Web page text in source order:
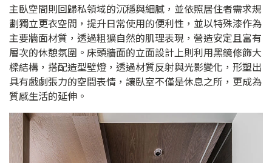
主臥空間則回歸私領域的沉穩與細膩，並依照居住者需求規
劃獨立更衣空間，提升日常使用的便利性，並以特殊漆作為
主要牆面材質，透過粗獷自然的肌理表現，營造安定且富有
層次的休憩氛圍。床頭牆面的立面設計上則利用黑鏡修飾大
樑結構，搭配造型壁燈，透過材質反射與光影變化，形塑出
具有戲劇張力的空間表情，讓臥室不僅是休息之所，更成為
質感生活的延伸。